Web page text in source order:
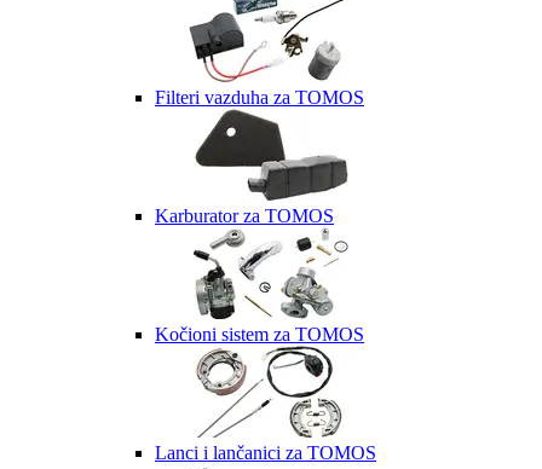
Filteri vazduha za TOMOS
Karburator za TOMOS
Kočioni sistem za TOMOS
Lanci i lančanici za TOMOS